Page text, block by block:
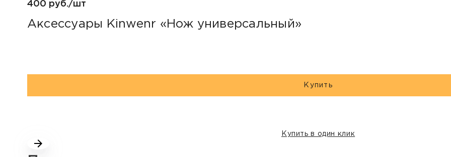
400 руб./шт
Аксессуары Kinwenr «Нож универсальный»
Купить
Купить в один клик